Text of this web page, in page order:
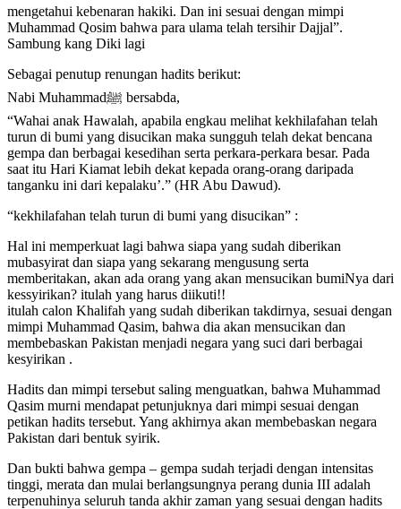
mengetahui kebenaran hakiki. Dan ini sesuai dengan mimpi
Muhammad Qosim bahwa para ulama telah tersihir Dajjal”.
Sambung kang Diki lagi
Sebagai penutup renungan hadits berikut:
Nabi Muhammadﷺ bersabda,
“Wahai anak Hawalah, apabila engkau melihat kekhilafahan telah
turun di bumi yang disucikan maka sungguh telah dekat bencana
gempa dan berbagai kesedihan serta perkara-perkara besar. Pada
saat itu Hari Kiamat lebih dekat kepada orang-orang daripada
tanganku ini dari kepalaku’.” (HR Abu Dawud).
“kekhilafahan telah turun di bumi yang disucikan” :
Hal ini memperkuat lagi bahwa siapa yang sudah diberikan
mubasyirat dan siapa yang sekarang mengusung serta
memberitakan, akan ada orang yang akan mensucikan bumiNya dari
kessyirikan? itulah yang harus diikuti!!
itulah calon Khalifah yang sudah diberikan takdirnya, sesuai dengan
mimpi Muhammad Qasim, bahwa dia akan mensucikan dan
membebaskan Pakistan menjadi negara yang suci dari berbagai
kesyirikan .
Hadits dan mimpi tersebut saling menguatkan, bahwa Muhammad
Qasim murni mendapat petunjuknya dari mimpi sesuai dengan
petikan hadits tersebut. Yang akhirnya akan membebaskan negara
Pakistan dari bentuk syirik.
Dan bukti bahwa gempa – gempa sudah terjadi dengan intensitas
tinggi, merata dan mulai berlangsungnya perang dunia III adalah
terpenuhinya seluruh tanda akhir zaman yang sesuai dengan hadits